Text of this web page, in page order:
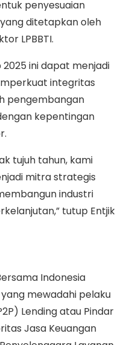
penyesuaian
ditetapkan oleh
LPBBTI.
ini dapat menjadi
integritas
pengembangan
kepentingan
tujuh tahun, kami
mitra strategis
industri
tutup Entjik
Indonesia
mewadahi pelaku
Lending atau Pindar
Jasa Keuangan